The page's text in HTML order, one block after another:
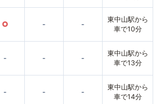
○ - -
東中山駅から
車で10分
- - -
東中山駅から
車で13分
- - -
東中山駅から
車で14分